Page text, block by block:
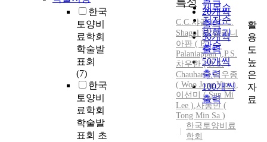
한국
토양비
료학회
학술발
표회
(7)
한국
토양비
료학회
학술발
표회 초
제목순
저자순
발행기
관순
20개씩
출력
30개씩
출력
50개씩
출력
100개씩
출력
특성
C.C.샤골(C. C.
Shagol ),P.팔라니
아판 ( P.
Palaniappan ),P.S.
차우한 ( P. S.
Chauhan ),임우종
( Woo Jong Yim ),
이선미 ( Sun Mi
Lee ),사동민 (
Tong Min Sa )
한국토양비료
학회
활
용
도
높
은
자
료